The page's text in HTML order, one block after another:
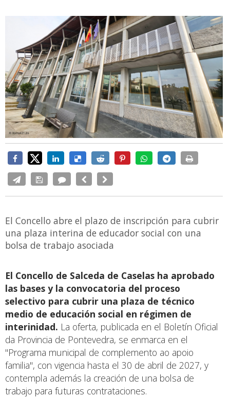
El Concello abre el plazo de inscripción para cubrir
una plaza interina de educador social con una
bolsa de trabajo asociada
El Concello de Salceda de Caselas ha aprobado
las bases y la convocatoria del proceso
selectivo para cubrir una plaza de técnico
medio de educación social en régimen de
interinidad. La oferta, publicada en el Boletín Oficial
da Provincia de Pontevedra, se enmarca en el
"Programa municipal de complemento ao apoio
familia", con vigencia hasta el 30 de abril de 2027, y
contempla además la creación de una bolsa de
trabajo para futuras contrataciones.